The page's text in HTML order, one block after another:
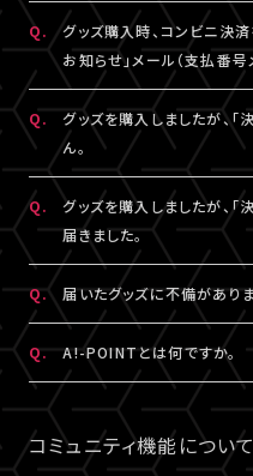
http://www.dhl.com/
通信の関係上、メールが届
「マイページ」内「グッズ購
し、注文番号の異なる商品
A.
注文番号ごとの発送となり
同日・同公演の注文でも、
は分割して発送することは
Q.
グッズ購入時、コンビニ決
お知らせ」メール（支払番号
コンビニ決済を選択された
ル（支払番号メール）は、
ス）宛に【@liveship.tokyo
“迷惑メール”として自動振
認ください。
なお、支払番号は支払期限内
入情報」にも記載されており
Q.
グッズを購入しましたが、
ん。
A.
「決済完了のお知らせ」メー
ルアドレス）宛に【
す。 “迷惑メール”として自
確認ください。
※「決済完了のお知らせ」
ージ」内「グッズ購入情報」
Q.
グッズを購入しましたが、
届きました。
「決済完了のお知らせ」メ
を重複してご購入されている
詳細を記載のうえ、
こちらよ
Q. 届いたグッズに不備があり
お手数ですが、詳細を記載
りお問い合わせください。
グッズ配送・お届け済み商品
【A!SMART お問い合わせ窓
Q. A!-POINTとは何ですか。
A.
A!-POINTとは、一部のA!-ID
ポイントサービスです。
商品代金(税込)の1％がポイ
コミュニティ機能について